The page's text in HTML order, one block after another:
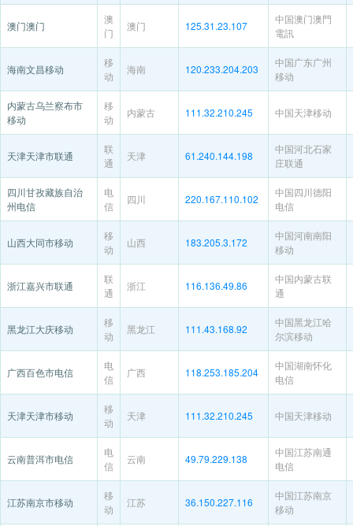
澳门澳门
澳
门
澳门 125.31.23.107
中国澳门澳門
電訊
海南文昌移动
移
动
海南 120.233.204.203
中国广东广州
移动
内蒙古乌兰察布市
移动
移
动
内蒙古 111.32.210.245 中国天津移动
天津天津市联通
联
通
天津 61.240.144.198
中国河北石家
庄联通
四川甘孜藏族自治
州电信
电
信
四川 220.167.110.102
中国四川德阳
电信
山西大同市移动
移
动
山西 183.205.3.172
中国河南南阳
移动
浙江嘉兴市联通
联
通
浙江 116.136.49.86
中国内蒙古联
通
黑龙江大庆移动
移
动
黑龙江 111.43.168.92
中国黑龙江哈
尔滨移动
广西百色市电信
电
信
广西 118.253.185.204
中国湖南怀化
电信
天津天津市移动
移
动
天津 111.32.210.245 中国天津移动
云南普洱市电信
电
信
云南 49.79.229.138
中国江苏南通
电信
江苏南京市移动
移
动
江苏 36.150.227.116
中国江苏南京
移动